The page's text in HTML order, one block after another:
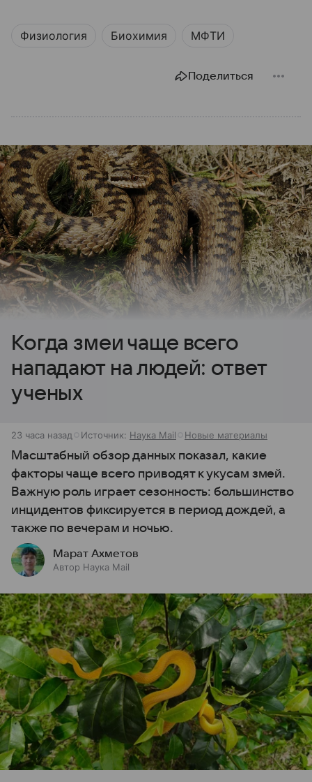
Физиология Биохимия МФТИ
Поделиться
Когда змеи чаще всего
нападают на людей: ответ
ученых
23 часа назад Источник: Наука Mail Новые материалы
Масштабный обзор данных показал, какие
факторы чаще всего приводят к укусам змей.
Важную роль играет сезонность: большинство
инцидентов фиксируется в период дождей, а
также по вечерам и ночью.
Марат Ахметов
Автор Наука Mail